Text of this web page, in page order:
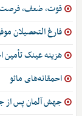
قوت، ضعف،
فارغ التحصیلان
هزینه عینک
احمقانه‌های مائو
جهش آلمان پس از